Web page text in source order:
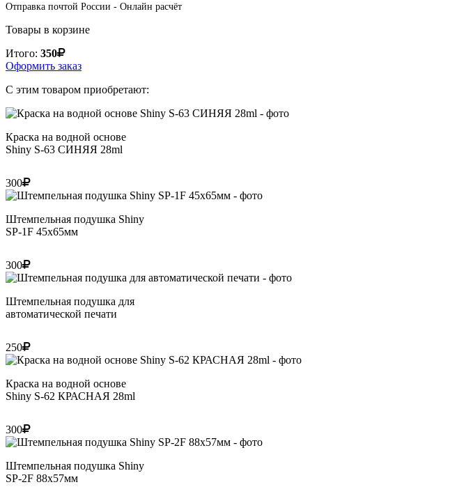
Отправка почтой России - Онлайн расчёт
Товары в корзине
Итого: 350
Оформить заказ
С этим товаром приобретают:
Краска на водной основе
Shiny S-63 СИНЯЯ 28ml
300
Штемпельная подушка Shiny
SP-1F 45х65мм
300
Штемпельная подушка для
автоматической печати
250
Краска на водной основе
Shiny S-62 КРАСНАЯ 28ml
300
Штемпельная подушка Shiny
SP-2F 88х57мм